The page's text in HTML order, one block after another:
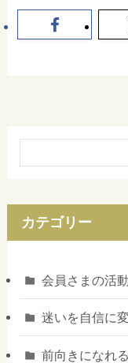
カテゴリー
会員さまの活
迷いを自信に
前向きになれ